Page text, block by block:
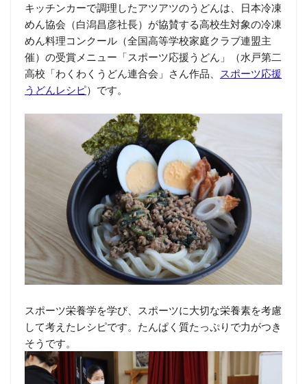
キッチンカーで調理したアツアツのうどんは、日本冷凍
めん協会（白潟昌彦社長）が協賛する高校生対象の冷凍
めん料理コンクール（全国高等学校家庭クラブ連盟主
催）の受賞メニュー「スポーツ応援うどん」（水戸第二
高校「わくわくうどん連合会」さん作品、 スポーツ応援
うどんレシピ）です。
スポーツ栄養学を学び、スポーツに大切な栄養素を考慮
して考えたレシピです。たんぱく質たっぷりで力がつき
そうです。